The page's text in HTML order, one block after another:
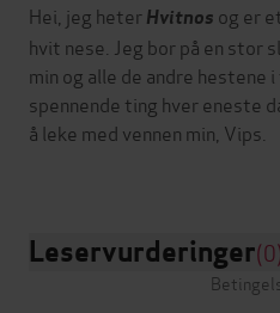
Hei, jeg heterHvitnos og er
hvit nese. Jeg bor på en stor
min og alle de andre hestene
spennende ting hver eneste
å leke med vennen min, Vips.
Leservurderinger(0)